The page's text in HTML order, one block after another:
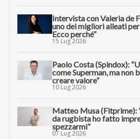
Intervista con Valeria de
uno dei migliori alleati
Ecco perché”
15 Lug 2026
Paolo Costa (Spindox):
come Superman, ma non
creare valore”
10 Lug 2026
Matteo Musa (Fitprime):
da rugbista ho fatto
spezzarmi”
07 Lug 2026